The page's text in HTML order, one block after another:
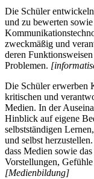
Die Schüler
und zu bewerten
zweckmäßig und
deren
Problemen.
Die Schüler erwerben
kritischen und
Medien. In der
Hinblick auf eigene
selbstständigen
und selbst
dass Medien sowie
Vorstellungen,
[Medienbildung]